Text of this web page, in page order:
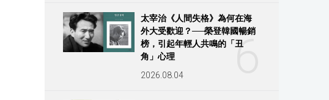
6
太宰治《人間失格》為何在海
外大受歡迎？──榮登韓國暢銷
榜，引起年輕人共鳴的「丑
角」心理
2026.08.04